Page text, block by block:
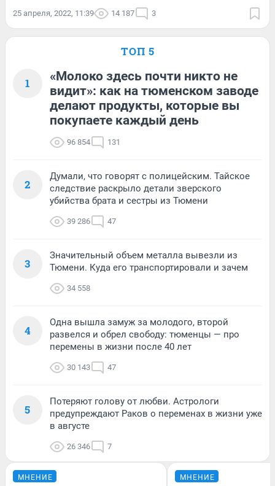
25 апреля, 2022, 11:39 14 187 3
ТОП 5
1
«Молоко здесь почти никто не
видит»: как на тюменском заводе
делают продукты, которые вы
покупаете каждый день
96 854 131
2
Думали, что говорят с полицейским. Тайское
следствие раскрыло детали зверского
убийства брата и сестры из Тюмени
39 286 47
3
Значительный объем металла вывезли из
Тюмени. Куда его транспортировали и зачем
34 558
4
Одна вышла замуж за молодого, второй
развелся и обрел свободу: тюменцы — про
перемены в жизни после 40 лет
30 143 47
5
Потеряют голову от любви. Астрологи
предупреждают Раков о переменах в жизни уже
в августе
26 346 7
МНЕНИЕ МНЕНИЕ